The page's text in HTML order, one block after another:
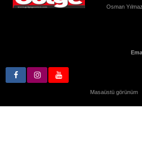
Osman
Masaüstü görünüm